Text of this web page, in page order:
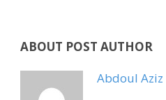
ABOUT POST AUTHOR
Abdoul